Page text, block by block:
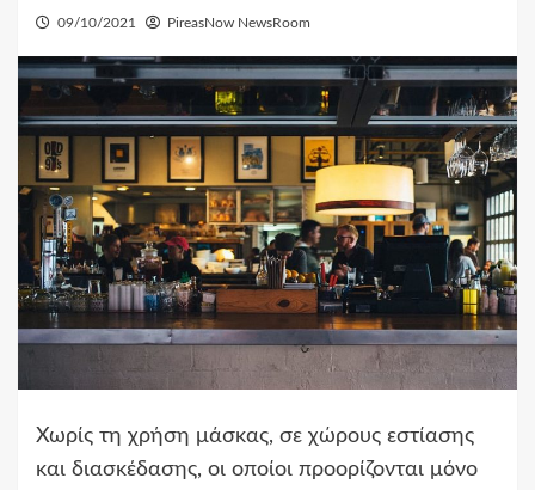
09/10/2021 PireasNow NewsRoom
Χωρίς τη χρήση μάσκας, σε χώρους εστίασης
και διασκέδασης, οι οποίοι προορίζονται μόνο